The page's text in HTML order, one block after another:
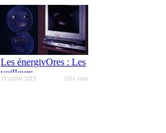
Les énergivOres : Les
veilleurs
21 juillet 2013 1501 vues